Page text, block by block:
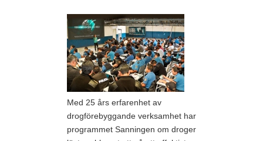
Med 25 års erfarenhet av
drogförebyggande verksamhet har
programmet Sanningen om droger